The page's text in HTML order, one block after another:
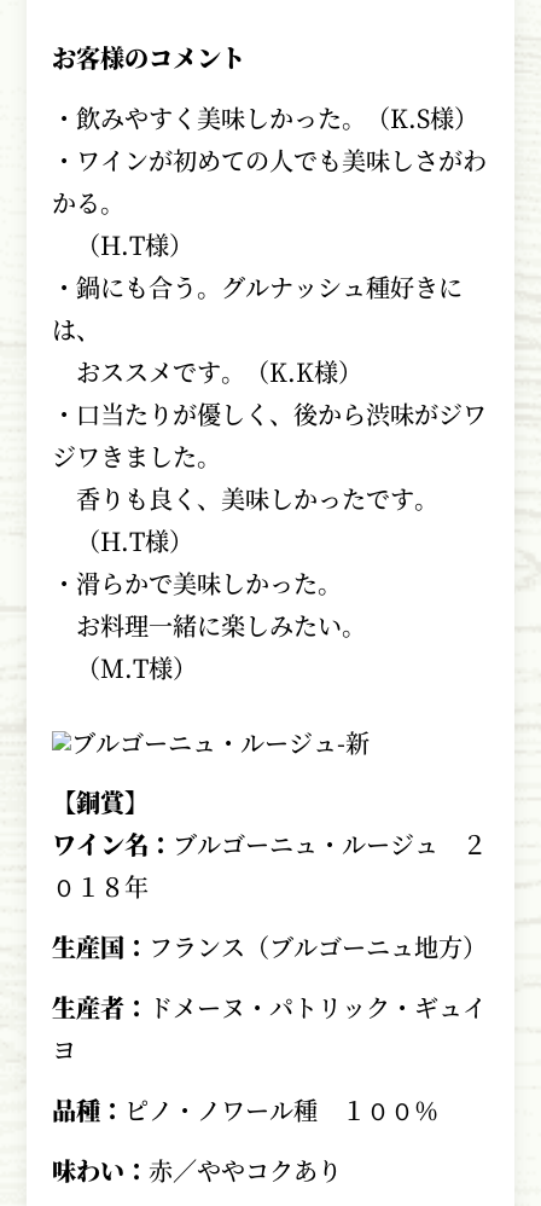
お客様のコメント
・飲みやすく美味しかった。（K.S様）
・ワインが初めての人でも美味しさがわ
かる。
（H.T様）
・鍋にも合う。グルナッシュ種好きに
は、
おススメです。（K.K様）
・口当たりが優しく、後から渋味がジワ
ジワきました。
香りも良く、美味しかったです。
（H.T様）
・滑らかで美味しかった。
お料理一緒に楽しみたい。
（M.T様）
【銅賞】
ワイン名： ブルゴーニュ・ルージュ ２
０１８年
生産国： フランス（ブルゴーニュ地方）
生産者： ドメーヌ・パトリック・ギュイ
ヨ
品種： ピノ・ノワール種 １００％
味わい： 赤／ややコクあり